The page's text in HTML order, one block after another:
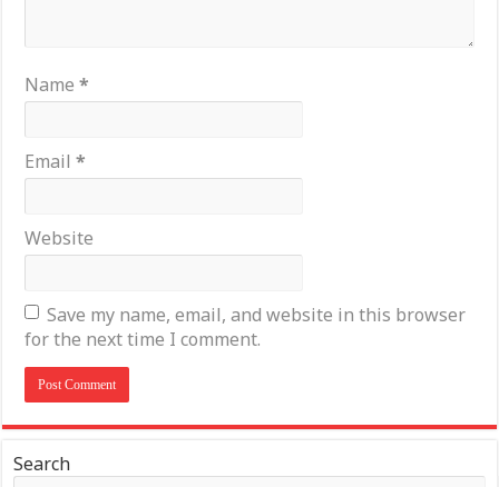
Name*
Email*
Website
Save my name, email, and website in this browser
for the next time I comment.
Search